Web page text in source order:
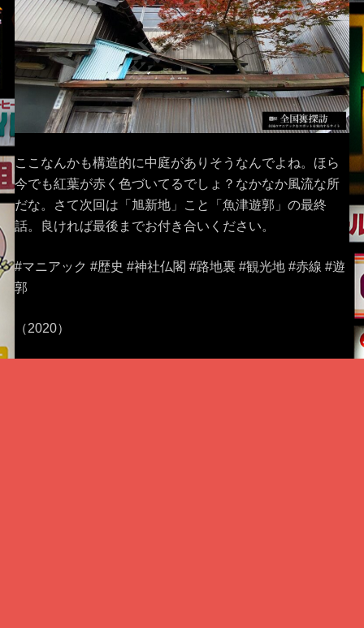
ここなんかも構造的に中庭がありそうなんでよね。ほら
今でも紅葉が赤く色づいてるでしょ？なかなか風流な所
だな。さて次回は「旭新地」こと「魚津遊郭」の最終
話。良ければ最後までお付き合いください。
#マニアック #歴史 #神社仏閣 #路地裏 #観光地 #赤線 #遊
郭
（2020）